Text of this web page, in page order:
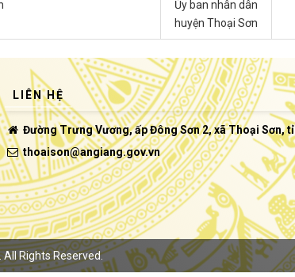
Ủy ban nhân dân
huyện Thoại Sơn
LIÊN HỆ
Đường Trưng Vương, ấp Đông Sơn 2, xã Thoại Sơn,
thoaison@angiang.gov.vn
All Rights Reserved.